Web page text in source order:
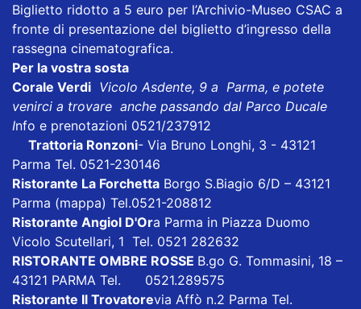
Biglietto ridotto a 5 euro per l’Archivio-Museo CSAC a
fronte di presentazione del biglietto d’ingresso della
rassegna cinematografica.
Per la vostra sosta
Corale Verdi Vicolo Asdente, 9 a Parma, e potete
venirci a trovare anche passando dal Parco Ducale
Info e prenotazioni 0521/237912
Trattoria Ronzoni- Via Bruno Longhi, 3 - 43121
Parma Tel. 0521-230146
Ristorante La Forchetta Borgo S.Biagio 6/D – 43121
Parma (mappa) Tel.0521-208812
Ristorante Angiol D'Ora Parma in Piazza Duomo
Vicolo Scutellari, 1 Tel. 0521 282632
RISTORANTE OMBRE ROSSE B.go G. Tommasini, 18 –
43121 PARMA Tel. 0521.289575
Ristorante Il Trovatorevia Affò n.2 Parma Tel.